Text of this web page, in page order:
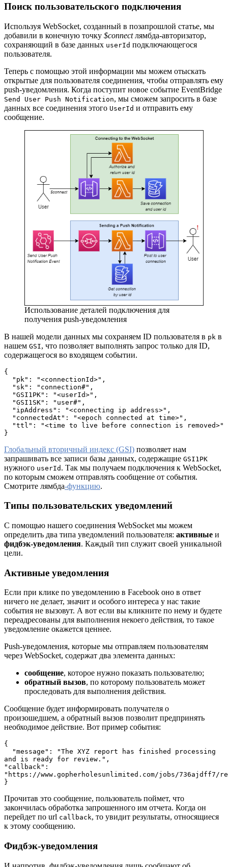
Поиск пользовательского подключения
Используя WebSocket, созданный в позапрошлой статье, мы
добавили в конечную точку $connectлямбда-авторизатор,
сохраняющий в базе данных userId подключающегося
пользователя.
Теперь с помощью этой информации мы можем отыскать
открытые для пользователя соединения, чтобы отправлять ему
push-уведомления. Когда поступит новое событие EventBridge
Send User Push Notification, мы сможем запросить в базе
данных все соединения этого UserId и отправить ему
сообщение.
Использование деталей подключения для
получения push-уведомления
В нашей модели данных мы сохраняем ID пользователя в pk в
нашем GSI, что позволяет выполнять запрос только для ID,
содержащегося во входящем событии.
{
  "pk": "<connectionId>",
  "sk": "connection#",
  "GSI1PK": "<userId>",
  "GSI1SK": "user#",
  "ipAddress": "<connecting ip address>",
  "connectedAt": "<epoch connected at time>",
}
Глобальный вторичный индекс (GSI) позволяет нам
запрашивать все записи базы данных, содержащие GSI1PK
нужного userId . Так мы получаем подключения к WebSocket,
по которым сможем отправлять сообщение от события.
Смотрите лямбда-функцию.
Типы пользовательских уведомлений
С помощью нашего соединения WebSocket мы можем
определить два типа уведомлений пользователя: активные и
фидбэк-уведомления. Каждый тип служит своей уникальной
цели.
Активные уведомления
Если при клике по уведомлению в Facebook оно в ответ
ничего не делает, значит и особого интереса у нас такие
события не вызовут. А вот если вы кликните по нему и будете
переадресованы для выполнения некоего действия, то такое
уведомление окажется ценнее.
Push-уведомления, которые мы отправляем пользователям
через WebSocket, содержат два элемента данных:
сообщение, которое нужно показать пользователю;
обратный вызов, по которому пользователь может
проследовать для выполнения действия.
Сообщение будет информировать получателя о
произошедшем, а обратный вызов позволит предпринять
необходимое действие. Вот пример события:
{
and is ready for review.",
"callback":
}
Прочитав это сообщение, пользователь поймет, что
закончилась обработка запрошенного им отчета. Когда он
перейдет по url callback, то увидит результаты, относящиеся
к этому сообщению.
Фидбэк-уведомления